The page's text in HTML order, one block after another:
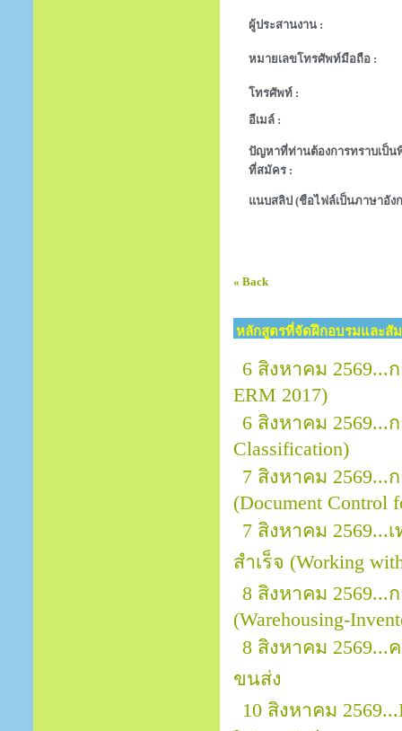
ผู้ประสานงาน :
หมายเลขโทรศัพท์มือถือ :
โทรศัพท์ :
อีเมล์ :
ปัญหาที่ท่านต้องการทราบเป็นพิ
ที่สมัคร :
แนบสลิป (ชือไฟล์เป็นภาษาอัง
« Back
หลักสูตรที่จัดฝึกอบรมและสัม
6 สิงหาคม 2569...
ERM 2017)
6 สิงหาคม 2569...
Classification)
7 สิงหาคม 2569...
(Document Control
7 สิงหาคม
สำเร็จ (Working
8 สิงหาคม
(Warehousing-
8 สิงหาคม
ขนส่ง
10 สิงหาคม